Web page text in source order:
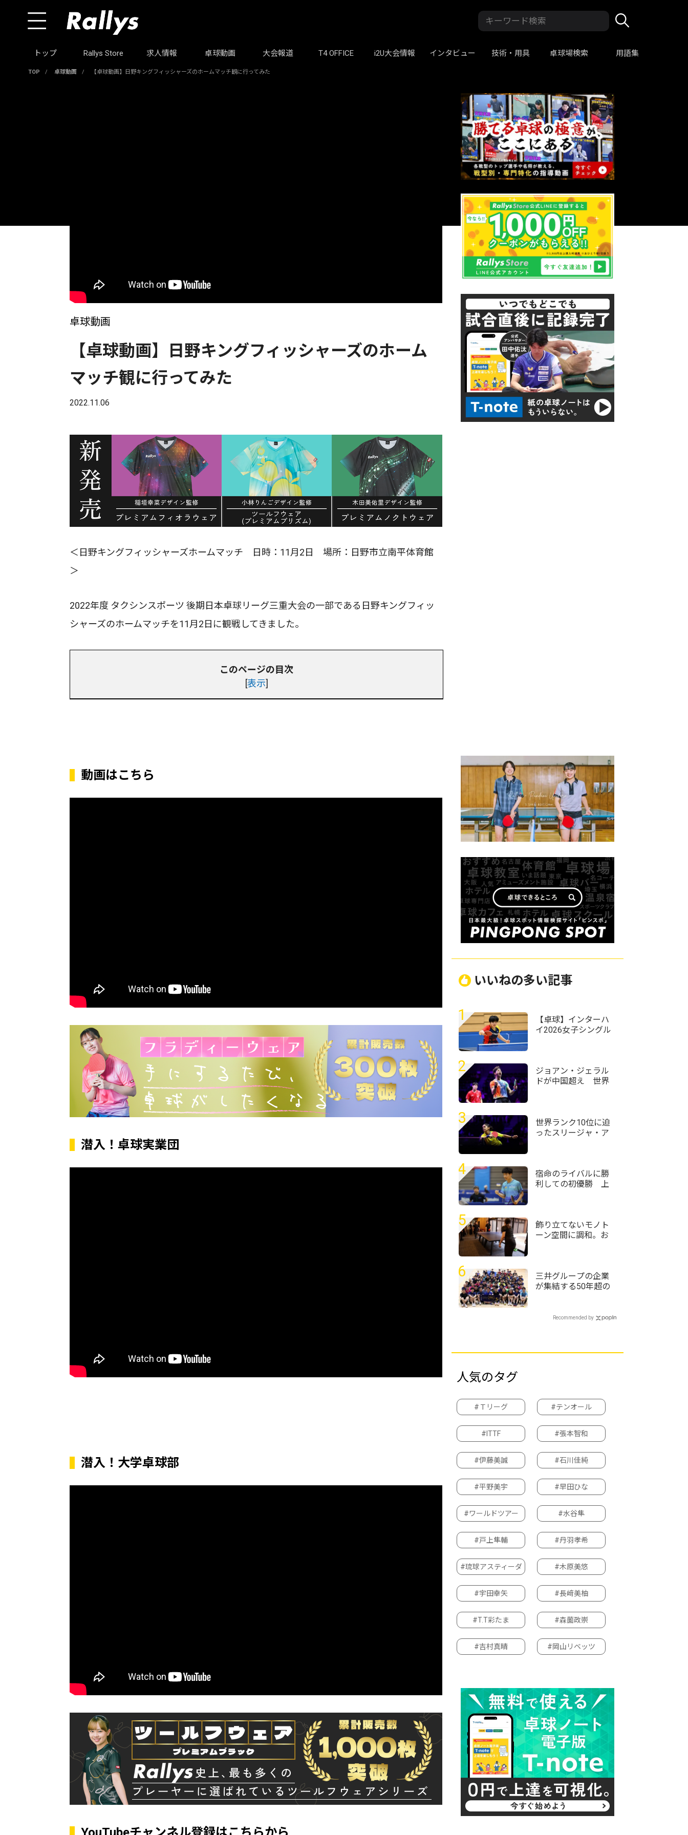
トップ Rallys Store 求人情報 卓球動画 大会報道 T4 OFFICE i2U大会情報 インタビュー 技術・用具 卓球場検索 用語集
TOP / 卓球動画 / 【卓球動画】日野キングフィッシャーズのホームマッチ観に行ってみた
卓球動画
【卓球動画】日野キングフィッシャーズのホーム
マッチ観に行ってみた
2022.11.06
＜日野キングフィッシャーズホームマッチ 日時：11月2日 場所：日野市立南平体育館
＞
2022年度 タクシンスポーツ 後期日本卓球リーグ三重大会の一部である日野キングフィッ
シャーズのホームマッチを11月2日に観戦してきました。
このページの目次
[表示]
動画はこちら
潜入！卓球実業団
潜入！大学卓球部
いいねの多い記事
1
【卓球】インターハ
イ2026女子シングル
入る
2
ジョアン・ジェラル
ドが中国超え 世界
2026＞
3
世界ランク10位に迫
ったスリージャ・ア
WTTチャンピオンズ
横浜2026＞
4
宿命のライバルに勝
利しての初優勝 上
権2026/男子シングル
ス＞
5
飾り立てないモノト
ーン空間に調和。お
話
6
三井グループの企業
が集結する50年超の
託銀行が頂点に＜卓
Recommended by
人気のタグ
#Ｔリーグ #テンオール
#ITTF #張本智和
#伊藤美誠 #石川佳純
#平野美宇 #早田ひな
#ワールドツアー #水谷隼
#戸上隼輔 #丹羽孝希
#琉球アスティーダ #木原美悠
#宇田幸矢 #長﨑美柚
#T.T彩たま #森薗政崇
#吉村真晴 #岡山リベッツ